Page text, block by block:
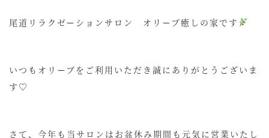
尾道リラクゼーションサロン オリーブ癒しの家です
いつもオリーブをご利用いただき誠にありがとうございま
す♡
さて、今年も当サロンはお盆休み期間も元気に営業いたし